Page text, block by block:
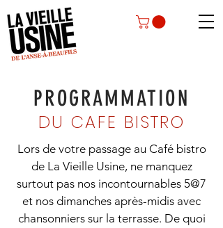
PROGRAMMATION
DU CAFE BISTRO
Lors de votre passage au Café bistro
de La Vieille Usine, ne manquez
surtout pas nos incontournables 5@7
et nos dimanches après-midis avec
chansonniers sur la terrasse. De quoi